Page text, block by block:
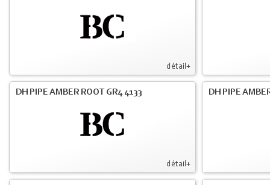
détail+
détail+
DH PIPE AMBER ROOT GR4 4133 DH PIPE